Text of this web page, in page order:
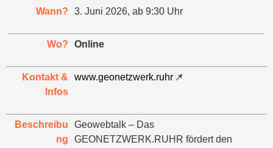
Wann? 3. Juni 2026, ab 9:30 Uhr
Wo? Online
Kontakt &
Infos
www.geonetzwerk.ruhr
Beschreibu
ng
Geowebtalk – Das
GEONETZWERK.RUHR fördert den